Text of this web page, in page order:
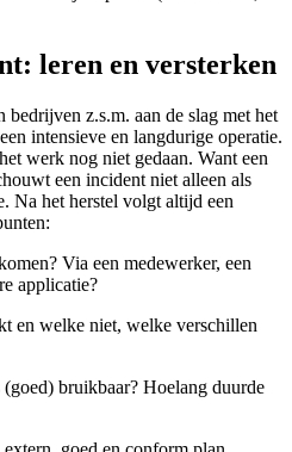
leren en versterken
bedrijven z.s.m. aan de slag met het
intensieve en langdurige operatie.
werk nog niet gedaan. Want een
een incident niet alleen als
Na het herstel volgt altijd een
Via een medewerker, een
applicatie?
en welke niet, welke verschillen
(goed) bruikbaar? Hoelang duurde